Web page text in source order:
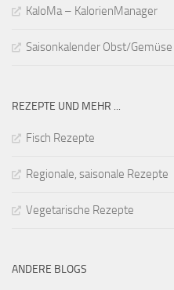
KaloMa – KalorienManager
Saisonkalender Obst/Gemüse
REZEPTE UND MEHR ...
Fisch Rezepte
Regionale, saisonale Rezepte
Vegetarische Rezepte
ANDERE BLOGS